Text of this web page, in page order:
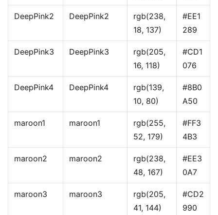
DeepPink2 DeepPink2
rgb(238,
18, 137)
#EE1
289
DeepPink3 DeepPink3
rgb(205,
16, 118)
#CD1
076
DeepPink4 DeepPink4
rgb(139,
10, 80)
#8B0
A50
maroon1 maroon1
rgb(255,
52, 179)
#FF3
4B3
maroon2 maroon2
rgb(238,
48, 167)
#EE3
0A7
maroon3 maroon3
rgb(205,
41, 144)
#CD2
990